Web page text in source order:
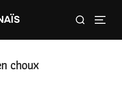
Rechercher :
choux